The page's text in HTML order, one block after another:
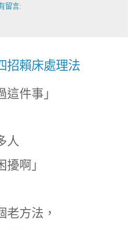
留言:
招賴床處理法
這件事」
人
啊」
老方法，